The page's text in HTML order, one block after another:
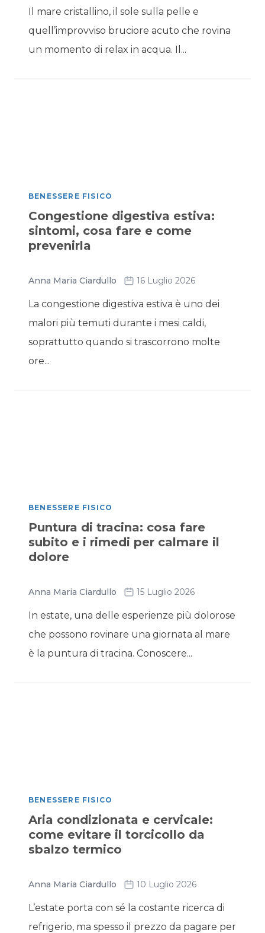
Il mare cristallino, il sole sulla pelle e
quell’improvviso bruciore acuto che rovina
un momento di relax in acqua. Il...
BENESSERE FISICO
Congestione digestiva estiva:
sintomi, cosa fare e come
prevenirla
Anna Maria Ciardullo 16 Luglio 2026
La congestione digestiva estiva è uno dei
malori più temuti durante i mesi caldi,
soprattutto quando si trascorrono molte
ore...
BENESSERE FISICO
Puntura di tracina: cosa fare
subito e i rimedi per calmare il
dolore
Anna Maria Ciardullo 15 Luglio 2026
In estate, una delle esperienze più dolorose
che possono rovinare una giornata al mare
è la puntura di tracina. Conoscere...
BENESSERE FISICO
Aria condizionata e cervicale:
come evitare il torcicollo da
sbalzo termico
Anna Maria Ciardullo 10 Luglio 2026
L’estate porta con sé la costante ricerca di
refrigerio, ma spesso il prezzo da pagare per